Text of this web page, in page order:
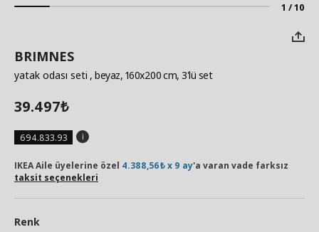
1 / 10
BRIMNES
yatak odası seti , beyaz, 160x200 cm, 3'lü set
39.497₺
694.833.93
IKEA Aile üyelerine özel 4.388,56₺ x 9 ay'a varan vade farksız
taksit seçenekleri
Renk